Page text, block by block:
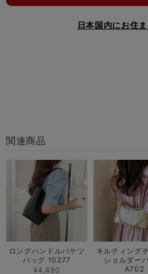
日本国内にお住
関連商品
ロングハンドルバケツ
バッグ 10277
¥4,480
キルティング
ショルダー
A702